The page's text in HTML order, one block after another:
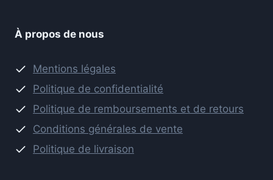
À propos de nous
Mentions légales
Politique de confidentialité
Politique de remboursements et de retours
Conditions générales de vente
Politique de livraison